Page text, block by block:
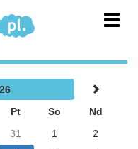
Pt So
Nd
31 1
2